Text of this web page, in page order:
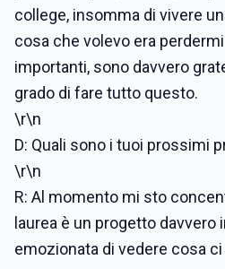
college, insomma di vivere
cosa che volevo era
importanti, sono davvero
grado di fare tutto questo.
\r\n
D: Quali sono i tuoi prossimi
\r\n
R: Al momento mi sto
laurea è un progetto
emozionata di vedere cosa ci